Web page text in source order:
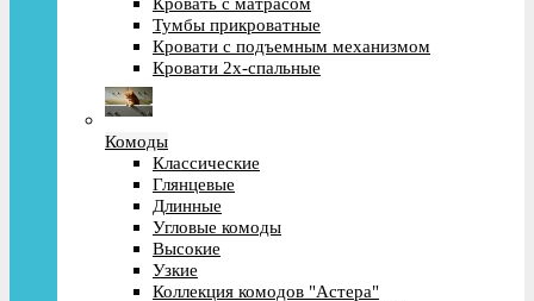
Тумбы прикроватные
Кровати с подъемным механизмом
Кровати 2х-спальные
Комоды
Классические
Глянцевые
Длинные
Угловые комоды
Высокие
Узкие
Коллекция комодов "Астера"